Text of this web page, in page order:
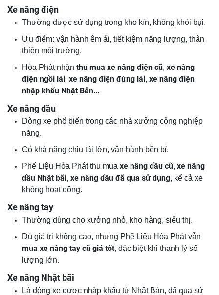
Xe nâng điện
Thường được sử dụng trong kho kín, không khói bụi.
Ưu điểm: vận hành êm ái, tiết kiệm năng lượng, thân
thiện môi trường.
Hòa Phát nhận thu mua xe nâng điện cũ, xe nâng
điện ngồi lái, xe nâng điện đứng lái, xe nâng điện
nhập khẩu Nhật Bản...
Xe nâng dầu
Dòng xe phổ biến trong các nhà xưởng công nghiệp
nặng.
Có khả năng chịu tải lớn, vận hành bền bỉ.
Phế Liệu Hòa Phát thu mua xe nâng dầu cũ, xe nâng
dầu Nhật bãi, xe nâng dầu đã qua sử dụng, kể cả xe
không hoạt động.
Xe nâng tay
Thường dùng cho xưởng nhỏ, kho hàng, siêu thị.
Dù giá trị không cao, nhưng Phế Liệu Hòa Phát vẫn
mua xe nâng tay cũ giá tốt, đặc biệt khi thanh lý số
lượng lớn.
Xe nâng Nhật bãi
Là dòng xe được nhập khẩu từ Nhật Bản, đã qua sử